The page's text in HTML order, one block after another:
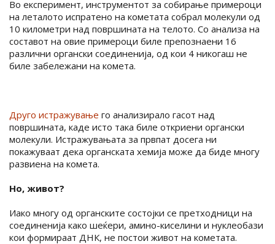
Во експеримент, инструментот за собирање примероци
на леталото испратено на кометата собрал молекули од
10 километри над површината на телото. Со анализа на
составот на овие примероци биле препознаени 16
различни органски соединенија, од кои 4 никогаш не
биле забележани на комета.
Друго истражување го анализирало гасот над
површината, каде исто така биле откриени органски
молекули. Истражувањата за првпат досега ни
покажуваат дека органската хемија може да биде многу
развиена на комета.
Но, живот?
Иако многу од органските состојки се претходници на
соединенија како шеќери, амино-киселини и нуклеобази
кои формираат ДНК, не постои живот на кометата.